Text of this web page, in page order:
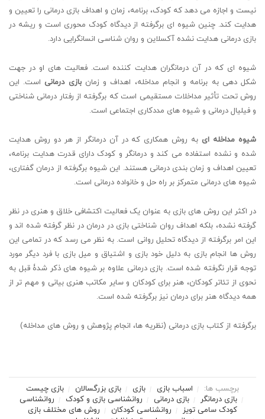
نیست و اجازه می دهد که کودک، برنامه، زمان و اهداف بازی درمانی را تعیین و
هدایت کند. چنین شیوه ای برگرفته از دیدگاه کودک محوری است و ریشه در
بازی درمانی هدایت نشده آکسلاین و روان شناسی انسانگرایی دارد.
شیوه ای که در آن درمانگران هدایت کننده است. فعالیت های او در جهت
شکل دهی به برنامه و انجام مداخله، اهداف و زمانبازی درمانی است. این
روش تحت تأثیر مداخلات مستقیمی است که برگرفته از رفتار درمانی شناختی
و فیلیال درمانی و شیوه های مددکاری اجتماعی است.
شیوه مداخله ای به روش همکاری که در آن درمانگر از هر دو روش هدایت
شده و نشده استفاده می کند و درمانگر و کودک دارای قدرت هدایت برنامه،
تعیین اهداف و زمان بندی درمانی هستند. این شیوه برگرفته از درمان گفتاری،
شیوه های درمانی متمرکز بر راه حل و خانواده درمانی است.
در اکثر این روش های بازی به عنوان یک فعالیت اکتشافی خلاق و هنری در نظر
گرفته نشده، بلکه اهداف روان شناختی بازی در درمان در نظر گرفته شده اند و
این امر برگرفته از دیدگاه تحلیل روانی است. به نظر می رسد که در تمامی این
روش ها انجام بازی به دلیل خود بازی و اشتیاق و میل بازی با فرد دیگر مورد
توجه قرار نگرفته شده است. بازی درمانی علاوه بر شیوه های ذکر شدۀ قبل به
نحوی از تئاتر کودکان، هنر برای کودکان و سایر مکاتب هنری بیانی و مهم تر از
همه دیدگاه هنر برای درمان نیز برگرفته شده است.
برگرفته از کتاب بازی درمانی (نظریه ها، انجام پژوهش و روش های مداخله)
برچسب ها: اسباب بازی بازی بازی بزرگسالان
بازی چیست
بازی درمانگر
بازی درمانی روانشناسی بازی و کودک
روانشناسی
کودک سامی تویز
روانشناسی کودکان
روش های مختلف بازی